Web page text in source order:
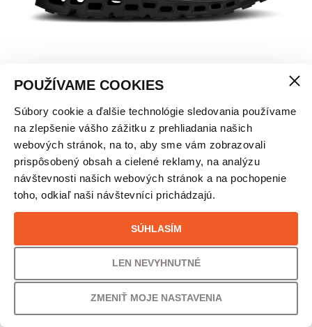
POUŽÍVAME COOKIES
Súbory cookie a ďalšie technológie sledovania používame
na zlepšenie vášho zážitku z prehliadania našich
webových stránok, na to, aby sme vám zobrazovali
prispôsobený obsah a cielené reklamy, na analýzu
návštevnosti našich webových stránok a na pochopenie
toho, odkiaľ naši návštevníci prichádzajú.
SÚHLASÍM
LEN NEVYHNUTNÉ
ZMENIŤ MOJE NASTAVENIA
CLOUDULTRA 2 ALL BLACK – DÁMSKE
VEĽKOSŤ
38
PÔVODNÁ CENA
30% /57,00